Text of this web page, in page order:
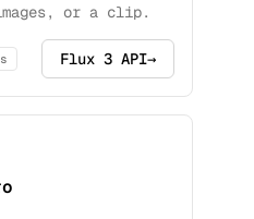
or a clip.
Flux 3 API→